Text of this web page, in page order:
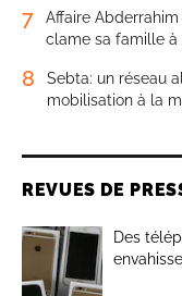
7
Affaire Abderrahim
clame sa famille à
8
Sebta: un réseau
mobilisation à la
REVUES DE
Des